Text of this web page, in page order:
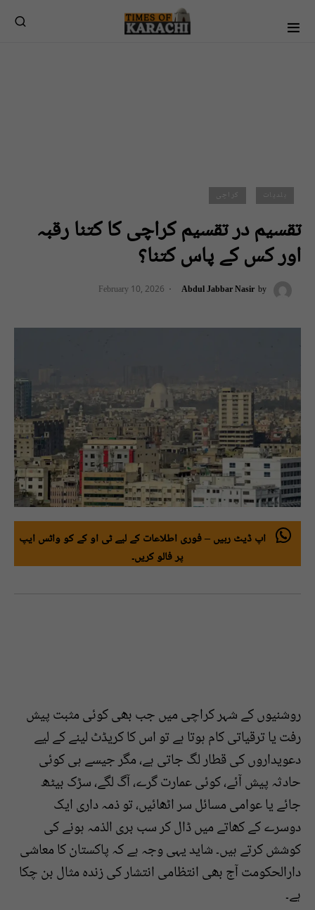
بلدیات کراچی
تقسیم در تقسیم کراچی کا کتنا رقبہ
اور کس کے پاس کتنا؟
by
Abdul Jabbar Nasir
February 10, 2026
اپ ڈیٹ رہیں – فوری اطلاعات کے لیے ٹی او کے کو واٹس ایپ
پر فالو کریں۔
روشنیوں کے شہر کراچی میں جب بھی کوئی مثبت پیش
رفت یا ترقیاتی کام ہوتا ہے تو اس کا کریڈٹ لینے کے لیے
دعویداروں کی قطار لگ جاتی ہے، مگر جیسے ہی کوئی
حادثہ پیش آئے، کوئی عمارت گرے، آگ لگے، سڑک بیٹھ
جائے یا عوامی مسائل سر اٹھائیں، تو ذمہ داری ایک
دوسرے کے کھاتے میں ڈال کر سب بری الذمہ ہونے کی
کوشش کرتے ہیں۔ شاید یہی وجہ ہے کہ پاکستان کا معاشی
دارالحکومت آج بھی انتظامی انتشار کی زندہ مثال بن چکا
ہے۔